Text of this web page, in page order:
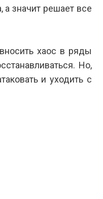
а значит решает все
хаос в ряды
Но,
и уходить с